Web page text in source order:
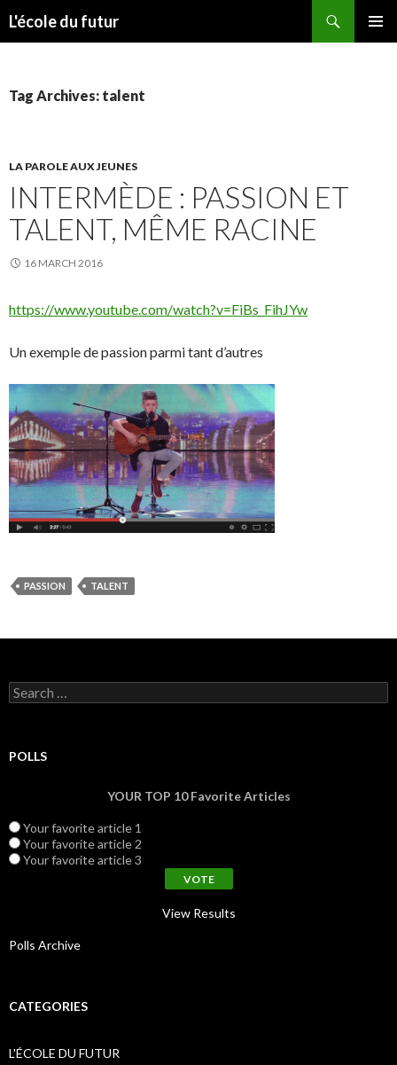
L'école du futur
Tag Archives: talent
LA PAROLE AUX JEUNES
INTERMÈDE : PASSION ET
TALENT, MÊME RACINE
16 MARCH 2016
https://www.youtube.com/watch?v=FiBs_FihJYw
Un exemple de passion parmi tant d’autres
PASSION TALENT
Search for:
POLLS
YOUR TOP 10 Favorite Articles
Your favorite article 1
Your favorite article 2
Your favorite article 3
View Results
Polls Archive
CATEGORIES
L'ÉCOLE DU FUTUR